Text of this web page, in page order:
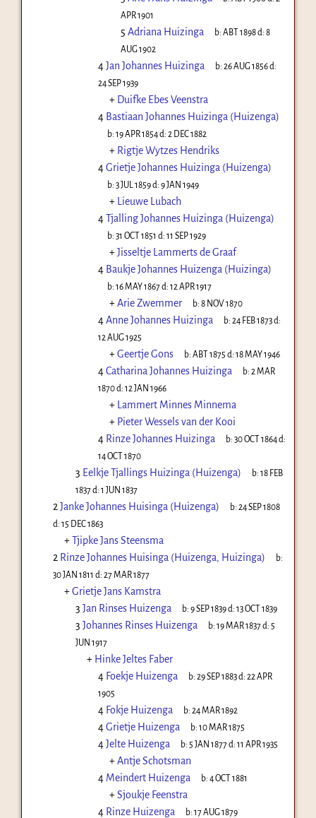
APR 1901
5 Adriana Huizinga b:ABT 1898d:8
AUG 1902
4Jan Johannes Huizinga b:26 AUG 1856d:
24 SEP 1939
+ Duifke Ebes Veenstra
4 Bastiaan Johannes Huizinga (Huizenga)
b:19 APR 1854d:2 DEC 1882
+ Rigtje Wytzes Hendriks
4Grietje Johannes Huizinga (Huizenga)
b:3 JUL 1859d:9 JAN 1949
+ Lieuwe Lubach
4Tjalling Johannes Huizinga (Huizenga)
b:31 OCT 1851 d:11 SEP 1929
+Jisseltje Lammerts de Graaf
4 Baukje Johannes Huizenga (Huizinga)
b:16 MAY 1867d:12 APR 1917
+Arie Zwemmer b:8 NOV 1870
4Anne Johannes Huizinga b:24 FEB 1873d:
12 AUG 1925
+Geertje Gons b:ABT 1875 d:18 MAY 1946
4Catharina Johannes Huizinga b:2 MAR
1870d: 12 JAN 1966
+ Lammert Minnes Minnema
+ Pieter Wessels van der Kooi
4 Rinze Johannes Huizinga b:30 OCT 1864d:
14 OCT 1870
3 Eelkje Tjallings Huizinga (Huizenga) b:18 FEB
1837d: 1 JUN 1837
2 Janke Johannes Huisinga (Huizenga) b:24 SEP 1808
d: 15 DEC 1863
+Tjipke Jans Steensma
2 Rinze Johannes Huisinga (Huizenga, Huizinga)
b:
30 JAN 1811 d: 27 MAR 1877
+Grietje Jans Kamstra
3 Jan Rinses Huizenga b:9 SEP 1839d:13 OCT 1839
3 Johannes Rinses Huizenga b:19 MAR 1837d: 5
JUN 1917
+ Hinke Jeltes Faber
4 Foekje Huizenga b:29 SEP 1883d:22 APR
1905
4 Fokje Huizenga b:24 MAR 1892
4Grietje Huizenga b:10 MAR 1875
4Jelte Huizenga b: 5 JAN 1877d:11 APR 1935
+Antje Schotsman
4 Meindert Huizenga b:4 OCT 1881
+Sjoukje Feenstra
4 Rinze Huizenga b:17 AUG 1879